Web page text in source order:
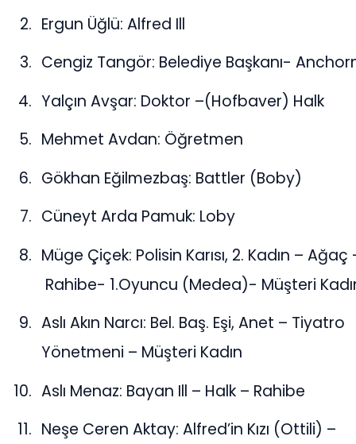
Ergun Üğlü: Alfred Ill
Cengiz Tangör: Belediye Başkanı-
Yalçın Avşar: Doktor –(Hofbaver) Halk
Mehmet Avdan: Öğretmen
Gökhan Eğilmezbaş: Battler (Boby)
Cüneyt Arda Pamuk: Loby
Müge Çiçek: Polisin Karısı, 2. Kadın – Ağaç
Rahibe- 1.Oyuncu (Medea)- Müşteri
Aslı Akın Narcı: Bel. Baş. Eşi, Anet – Tiyatro
Yönetmeni – Müşteri Kadın
Aslı Menaz: Bayan Ill – Halk – Rahibe
Neşe Ceren Aktay: Alfred’in Kızı (Ottili) –